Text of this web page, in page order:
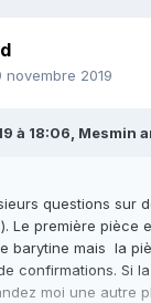
novembre 2019
à 18:06, Mesmin
questions sur
Le première pièce
barytine mais la
confirmations. Si
moi une autre